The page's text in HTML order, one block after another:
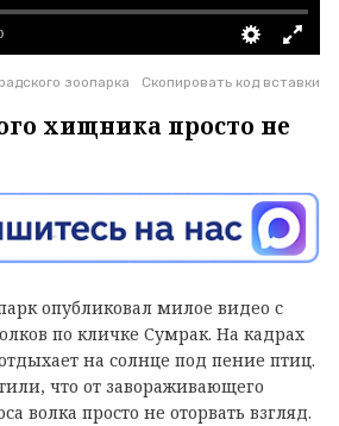
Скопировать код вставки
зоопарка
хищника просто не
опубликовал милое видео с
по кличке Сумрак. На кадрах
на солнце под пение птиц.
что от завораживающего
волка просто не оторвать взгляд.